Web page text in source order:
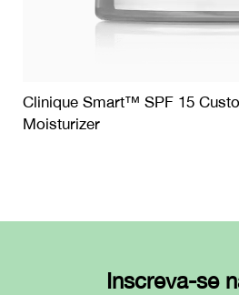
Clinique Smart™ SPF 15
Moisturizer
Inscreva-se